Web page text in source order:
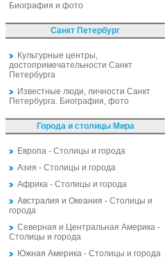
Биография и фото
Санкт Петербург
Культурные центры,
достопримечательности Санкт
Петербурга
Известные люди, личности Санкт
Петербурга. Биография, фото
Города и столицы Мира
Европа - Столицы и города
Азия - Столицы и города
Африка - Столицы и города
Австралия и Океания - Столицы и
города
Северная и Центральная Америка -
Столицы и города
Южная Америка - Столицы и города